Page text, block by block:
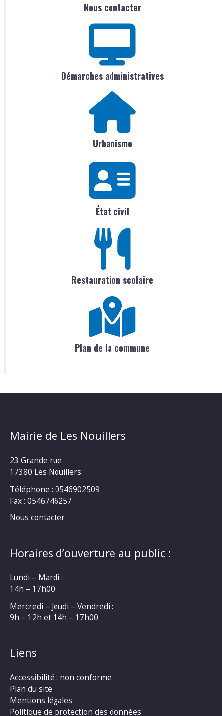
Nous contacter
Démarches administratives
Urbanisme
État civil
Restauration scolaire
Plan de la commune
Mairie de Les Nouillers
23 Grande rue
17380 Les Nouillers
Téléphone : 0546902509
Fax : 0546746257
Nous contacter
Horaires d’ouverture au public :
Lundi – Mardi :
14h – 17h00
Mercredi – Jeudi – Vendredi :
9h – 12h et 14h – 17h00
Liens
Accessibilité : non conforme
Plan du site
Mentions légales
Politique de protection des données